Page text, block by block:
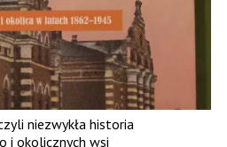
niezwykła historia
i okolicznych wsi